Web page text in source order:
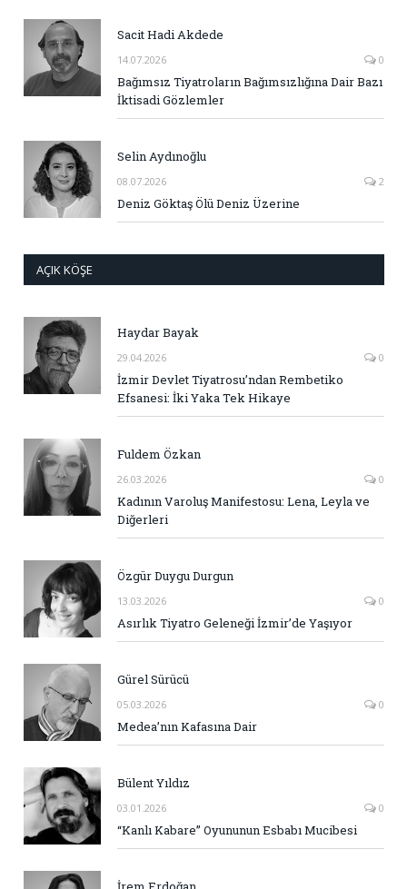
Sacit Hadi Akdede
14.07.2026 0
Bağımsız Tiyatroların Bağımsızlığına Dair Bazı
İktisadi Gözlemler
Selin Aydınoğlu
08.07.2026 2
Deniz Göktaş Ölü Deniz Üzerine
AÇIK KÖŞE
Haydar Bayak
29.04.2026 0
İzmir Devlet Tiyatrosu’ndan Rembetiko
Efsanesi: İki Yaka Tek Hikaye
Fuldem Özkan
26.03.2026 0
Kadının Varoluş Manifestosu: Lena, Leyla ve
Diğerleri
Özgür Duygu Durgun
13.03.2026 0
Asırlık Tiyatro Geleneği İzmir’de Yaşıyor
Gürel Sürücü
05.03.2026 0
Medea’nın Kafasına Dair
Bülent Yıldız
03.01.2026 0
“Kanlı Kabare” Oyununun Esbabı Mucibesi